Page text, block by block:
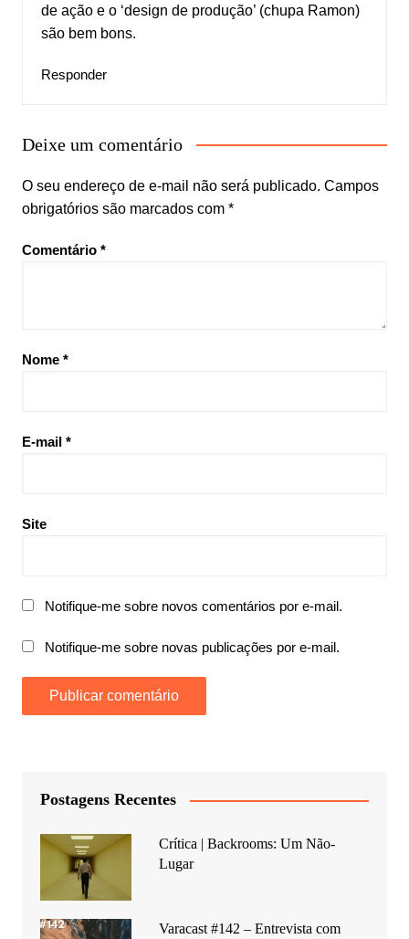
de ação e o ‘design de produção’ (chupa Ramon)
são bem bons.
Responder
Deixe um comentário
O seu endereço de e-mail não será publicado. Campos
obrigatórios são marcados com *
Comentário *
Nome *
E-mail *
Site
Notifique-me sobre novos comentários por e-mail.
Notifique-me sobre novas publicações por e-mail.
Postagens Recentes
Crítica | Backrooms: Um Não-
Lugar
Varacast #142 – Entrevista com